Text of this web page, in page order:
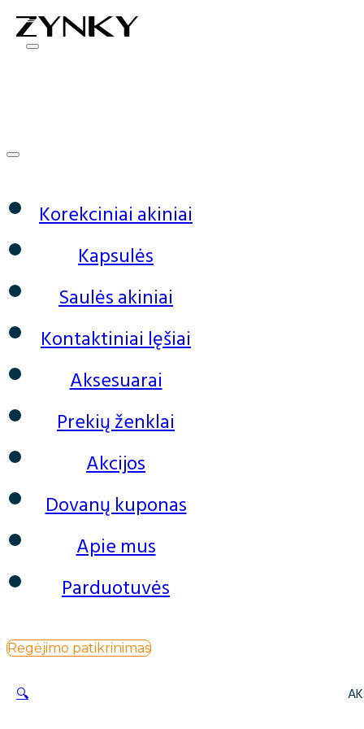
0
Korekciniai akiniai
Kapsulės
Saulės akiniai
Kontaktiniai lęšiai
Aksesuarai
Prekių ženklai
Akcijos
Dovanų kuponas
Apie mus
Parduotuvės
Regėjimo patikrinimas
🔍